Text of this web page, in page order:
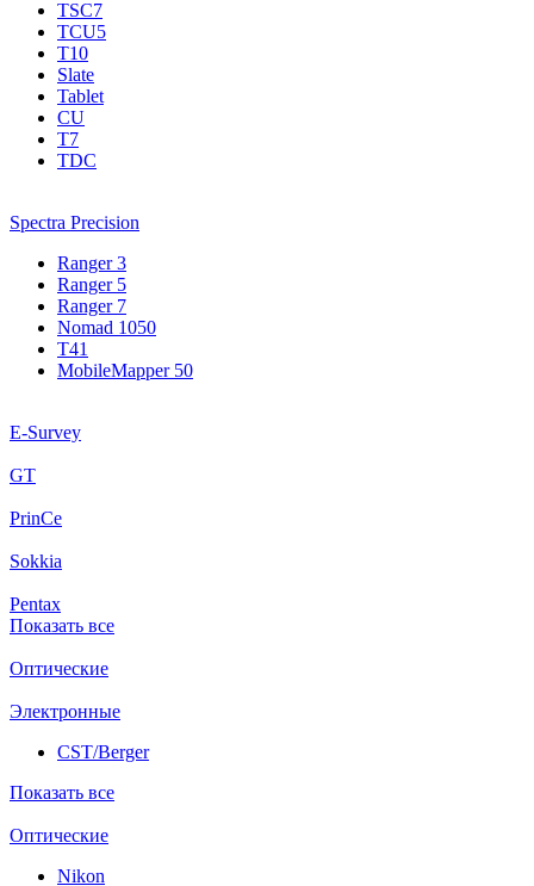
TSC7
TCU5
T10
Slate
Tablet
CU
T7
TDC
Spectra Precision
Ranger 3
Ranger 5
Ranger 7
Nomad 1050
T41
MobileMapper 50
E-Survey
GT
PrinCe
Sokkia
Pentax
Показать все
Оптические
Электронные
CST/Berger
Показать все
Оптические
Nikon